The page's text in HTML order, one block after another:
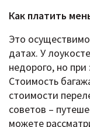
Как платить
Это
датах. У
недорого, но
Стоимость
стоимости
советов –
можете